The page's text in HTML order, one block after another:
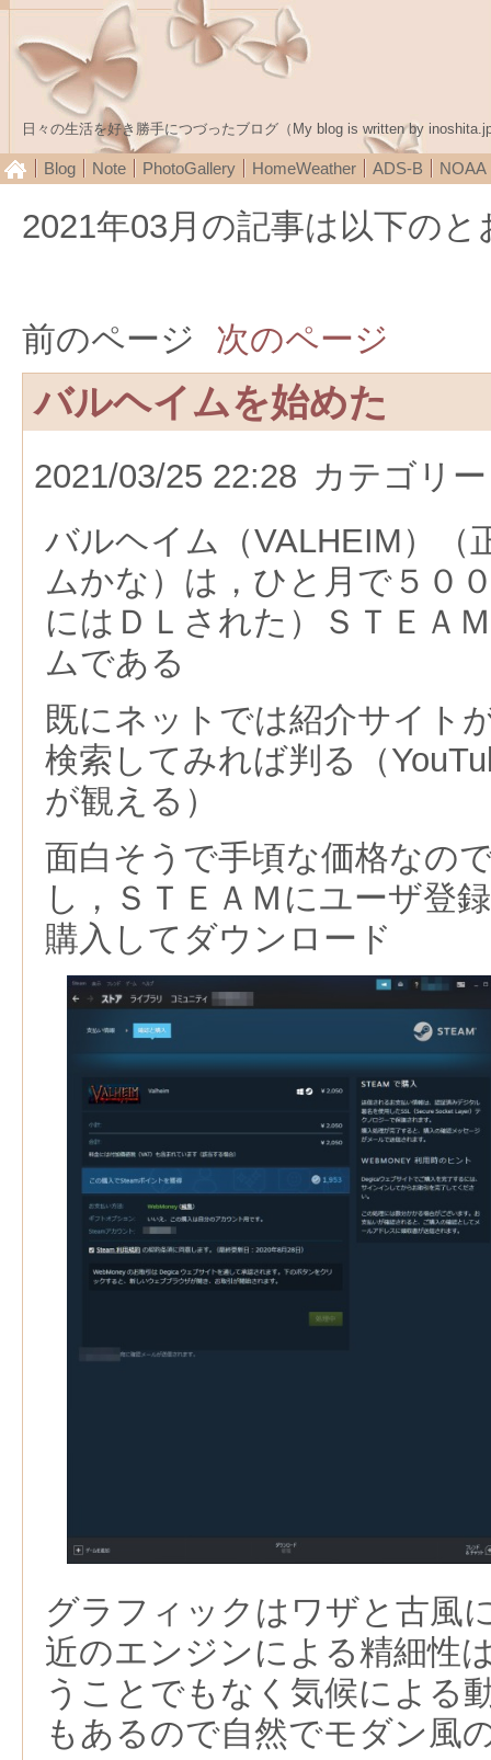
日々の生活を好き勝手につづったブログ（My blog is written by
Blog Note PhotoGallery HomeWeather ADS-B NOAA
2021年03月の記事は以下の
前のページ 次のページ
バルヘイムを始めた
2021/03/25 22:28 カテゴリ
バルヘイム（VALHEIM）（
ムかな）は，ひと月で５０
にはＤＬされた）ＳＴＥＡ
ムである
既にネットでは紹介サイト
検索してみれば判る（
が観える）
面白そうで手頃な価格なの
し，ＳＴＥＡＭにユーザ登
購入してダウンロード
グラフィックはワザと古風
近のエンジンによる精細性
うことでもなく気候による
もあるので自然でモダン風